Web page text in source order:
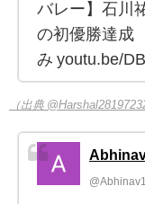
バレー】石川
の初優勝達成
み youtu.be/
（出典